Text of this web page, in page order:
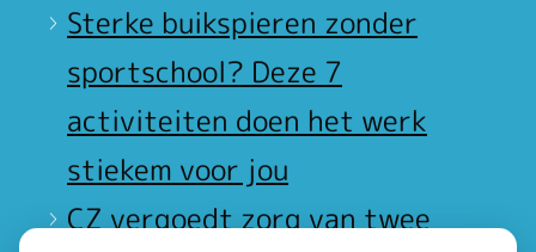
Sterke buikspieren zonder
sportschool? Deze 7
activiteiten doen het werk
stiekem voor jou
CZ vergoedt zorg van twee